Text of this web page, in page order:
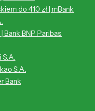
do 410 zł | mBank
BNP Paribas
S.A.
S.A.
Bank